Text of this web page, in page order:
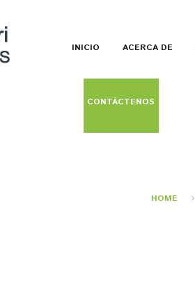
INICIO ACERCA DE
CONTÁCTENOS
HOME